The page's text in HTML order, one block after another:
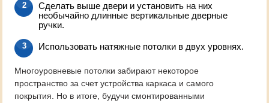
Сделать выше двери и установить на них
необычайно длинные вертикальные дверные
ручки.
Использовать натяжные потолки в двух уровнях.
Многоуровневые потолки забирают некоторое
пространство за счет устройства каркаса и самого
покрытия. Но в итоге, будучи смонтированными